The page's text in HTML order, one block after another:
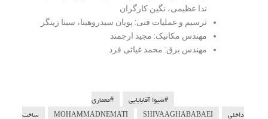
ندا عظیمی، نگین کارگران
ترسیم و عملیات فنی: پویان سیدروهینا، سینا زینگر
مهندس مکانیک: مجید ارجمند
مهندس برق: محمد غیاثی فرد
#شیوا آقابابایی
#معماری
داخلی
MOHAMMADNEMATI SHIVAAGHABABAEI
ساخت